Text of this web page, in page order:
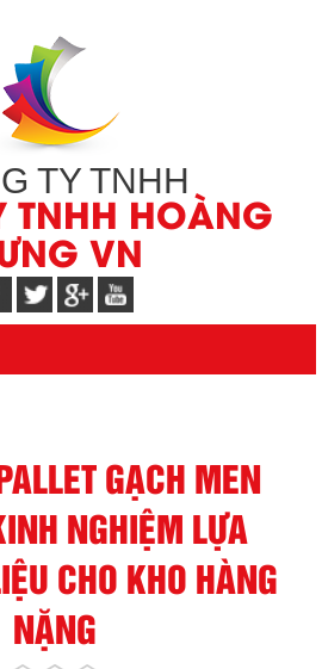
TY TNHH
TNHH HOÀNG
VN
GẠCH MEN
NGHIỆM LỰA
CHO KHO HÀNG
NẶNG